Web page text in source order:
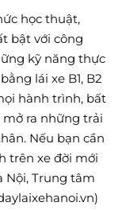
học thuật,
bật với công
kỹ năng thực
lái xe B1, B2
hành trình, bất
ra những trải
Nếu bạn cần
trên xe đời mới
Nội, Trung tâm